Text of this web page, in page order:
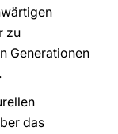
zu
Generationen
das